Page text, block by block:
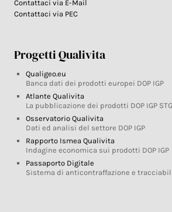
Contattaci via E-Mail
Contattaci via PEC
Progetti Qualivita
Qualigeo.eu
Banca dati dei prodotti europei DOP IGP
Atlante Qualivita
La pubblicazione dei prodotti DOP IGP STG
Osservatorio Qualivita
Dati ed analisi del settore DOP IGP
Rapporto Ismea Qualivita
Indagine economica sui prodotti DOP IGP
Passaporto Digitale
Sistema di anticontraffazione e